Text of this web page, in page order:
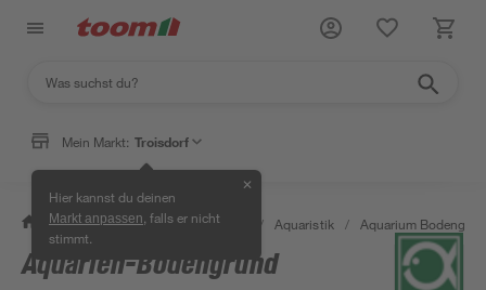
Mein Markt: Troisdorf
Hier kannst du deinen
Markt anpassen , falls er nicht
stimmt.
✕
/ Garten & Freizeit / Tierbedarf / Aquaristik / Aquarium
Aquarien-Bodengrund